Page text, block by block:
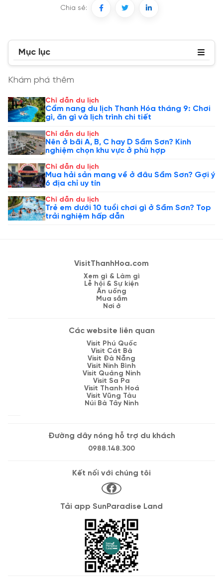
Chia sẻ:
Mục lục
Khám phá thêm
Chỉ dẫn du lịch
Cẩm nang du lịch Thanh Hóa tháng 9: Chơi
gì, ăn gì và lịch trình chi tiết
Chỉ dẫn du lịch
Nên ở bãi A, B, C hay D Sầm Sơn? Kinh
nghiệm chọn khu vực ở phù hợp
Chỉ dẫn du lịch
Mua hải sản mang về ở đâu Sầm Sơn? Gợi ý
6 địa chỉ uy tín
Chỉ dẫn du lịch
Trẻ em dưới 10 tuổi chơi gì ở Sầm Sơn? Top
trải nghiệm hấp dẫn
VisitThanhHoa.com
Xem gì & Làm gì
Lễ hội & Sự kiện
Ăn uống
Mua sắm
Nơi ở
Các website liên quan
Visit Phú Quốc
Visit Cát Bà
Visit Đà Nẵng
Visit Ninh Bình
Visit Quảng Ninh
Visit Sa Pa
Visit Thanh Hoá
Visit Vũng Tàu
Núi Bà Tây Ninh
Đường dây nóng hỗ trợ du khách
0988.148.300
Kết nối với chúng tôi
Tải app SunParadise Land